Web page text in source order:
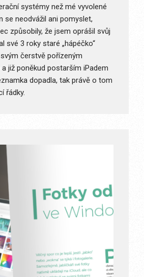
systémy než mé vyvolené
se neodvážil ani pomyslet,
způsobily, že jsem oprášil svůj
své 3 roky staré „hápéčko“
čerstvě pořízeným
již poněkud postarším iPadem
dopadla, tak právě o tom
řádky.